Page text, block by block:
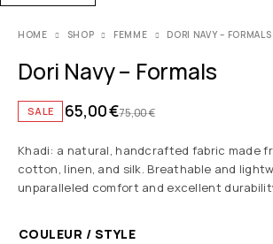
HOME SHOP FEMME DORI NAVY – FORMALS
Dori Navy – Formals
SALE 75,00€
65,00€
Khadi: a natural, handcrafted fabric made
cotton, linen, and silk. Breathable and
unparalleled comfort and excellent
COULEUR / STYLE